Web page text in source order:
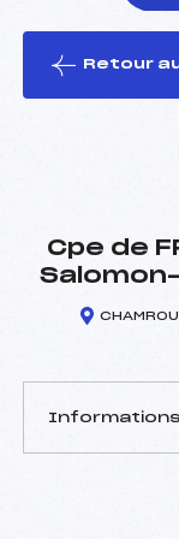
le ski
Retour
Cpe de
Salomon-
Informations